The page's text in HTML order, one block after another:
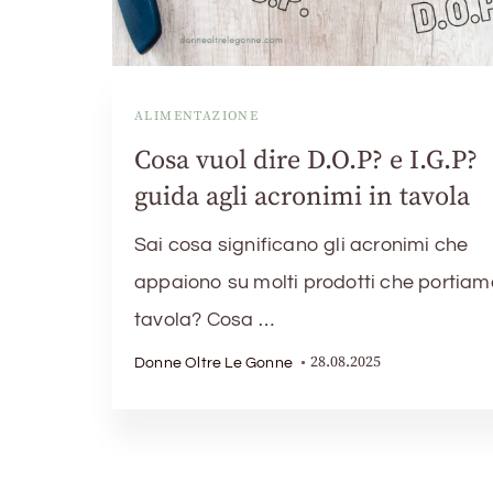
ALIMENTAZIONE
Cosa vuol dire D.O.P? e I.G.P?
guida agli acronimi in tavola
Sai cosa significano gli acronimi che
appaiono su molti prodotti che
tavola? Cosa …
Donne Oltre Le Gonne 28.08.2025